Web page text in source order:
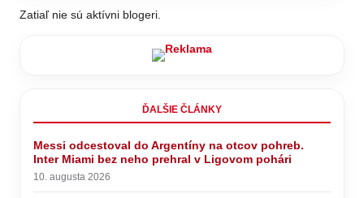
Zatiaľ nie sú aktívni blogeri.
ĎALŠIE ČLÁNKY
Messi odcestoval do Argentíny na otcov pohreb.
Inter Miami bez neho prehral v Ligovom pohári
10. augusta 2026